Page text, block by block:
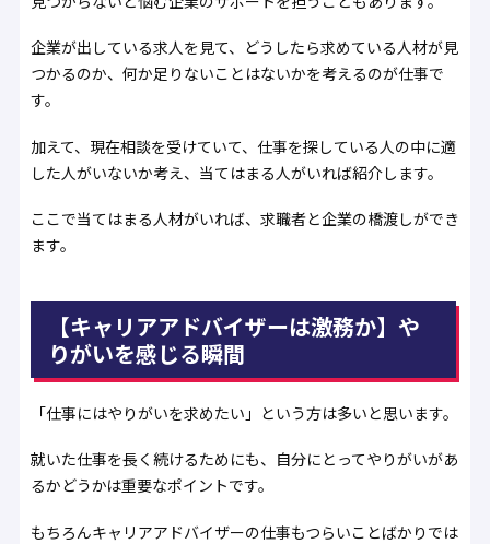
企業が出している求人を見て、どうしたら求めている人材が見
つかるのか、何か足りないことはないかを考えるのが仕事で
す。
加えて、現在相談を受けていて、仕事を探している人の中に適
した人がいないか考え、当てはまる人がいれば紹介します。
ここで当てはまる人材がいれば、求職者と企業の橋渡しができ
ます。
【キャリアアドバイザーは激務か】や
りがいを感じる瞬間
「仕事にはやりがいを求めたい」という方は多いと思います。
就いた仕事を長く続けるためにも、自分にとってやりがいがあ
るかどうかは重要なポイントです。
もちろんキャリアアドバイザーの仕事もつらいことばかりでは